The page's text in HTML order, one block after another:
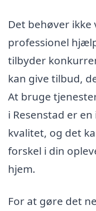
Det behøver
professionel
tilbyder
kan give tilbud,
At bruge
i Resenstad er
kvalitet, og det
forskel i din
hjem.
For at gøre det